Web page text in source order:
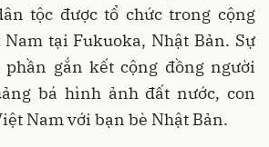
tộc được tổ chức trong cộng
tại Fukuoka, Nhật Bản. Sự
gắn kết cộng đồng người
bá hình ảnh đất nước, con
Nam với bạn bè Nhật Bản.